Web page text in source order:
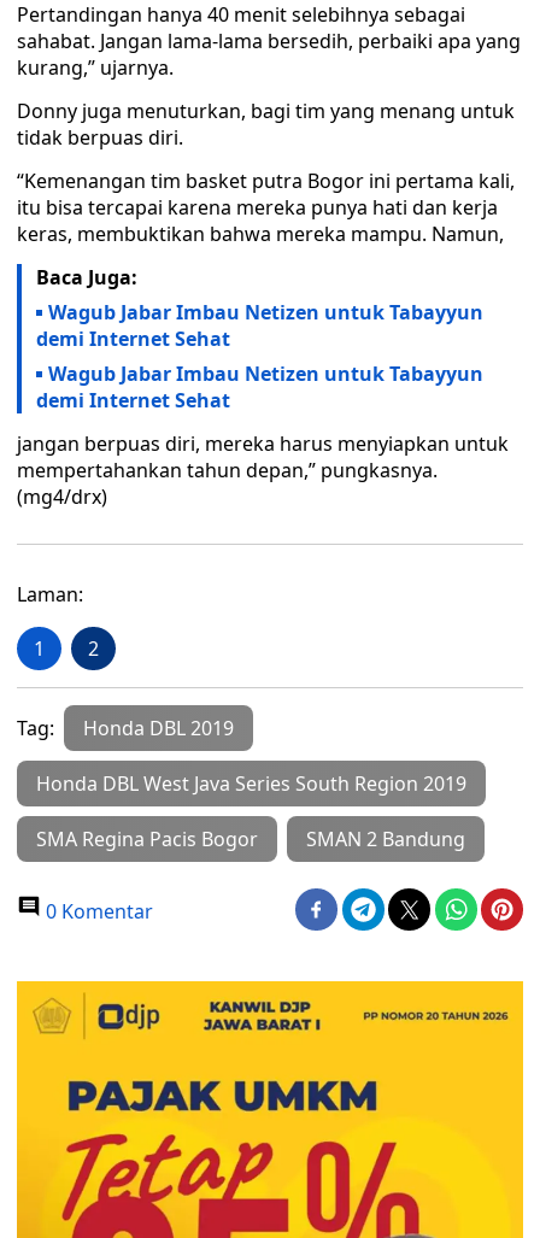
Pertandingan hanya 40 menit selebihnya sebagai
sahabat. Jangan lama-lama bersedih, perbaiki apa yang
kurang,” ujarnya.
Donny juga menuturkan, bagi tim yang menang untuk
tidak berpuas diri.
“Kemenangan tim basket putra Bogor ini pertama kali,
itu bisa tercapai karena mereka punya hati dan kerja
keras, membuktikan bahwa mereka mampu. Namun,
Baca Juga:
Wagub Jabar Imbau Netizen untuk Tabayyun
demi Internet Sehat
Wagub Jabar Imbau Netizen untuk Tabayyun
demi Internet Sehat
jangan berpuas diri, mereka harus menyiapkan untuk
mempertahankan tahun depan,” pungkasnya.
(mg4/drx)
Laman:
1 2
Tag: Honda DBL 2019
Honda DBL West Java Series South Region 2019
SMA Regina Pacis Bogor SMAN 2 Bandung
0 Komentar